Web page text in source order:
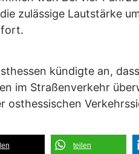
zulässige Lautstärke
fort.
kündigte an,
im Straßenverkehr
osthessischen
teilen